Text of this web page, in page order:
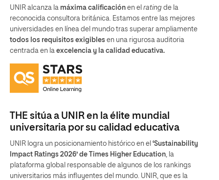
UNIR alcanza la máxima calificación en el rating de la
reconocida consultora británica. Estamos entre las mejores
universidades en línea del mundo tras superar ampliamente
todos los requisitos exigibles en una rigurosa auditoria
centrada en la excelencia y la calidad educativa.
THE sitúa a UNIR en la élite mundial
universitaria por su calidad educativa
UNIR logra un posicionamiento histórico en el ‘Sustainability
Impact Ratings 2026’ de Times Higher Education , la
plataforma global responsable de algunos de los rankings
universitarios más influyentes del mundo. UNIR, que es la